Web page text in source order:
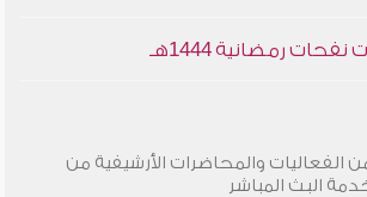
رمضانية 1444هـ
الفعاليات والمحاضرات الأرشيفية من
البث المباشر